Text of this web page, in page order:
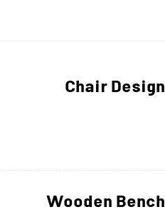
Chair Design
Wooden Bench